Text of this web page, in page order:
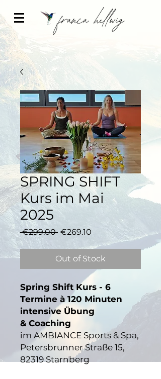
SPRING SHIFT
Kurs im Mai
2025
€299.00 Regular
Price
€269.10
Out of Stock
Spring Shift Kurs - 6
Termine à 120 Minuten
intensive Übung
& Coaching
im AMBIANCE Sports & Spa,
Petersbrunner Straße 15,
82319 Starnberg